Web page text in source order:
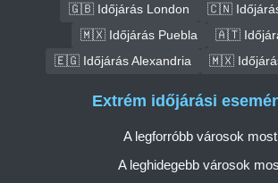
🇬🇧 Időjárás London
🇨🇳
🇲🇽 Időjárás Puebla
🇦🇹
🇪🇬 Időjárás Alexandria
🇲🇽
Extrém időjárási
A legforróbb városok most
A leghidegebb városok